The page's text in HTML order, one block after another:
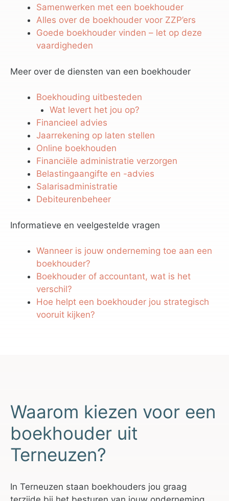
Samenwerken met een boekhouder
Alles over de boekhouder voor ZZP’ers
Goede boekhouder vinden – let op deze
vaardigheden
Meer over de diensten van een boekhouder
Boekhouding uitbesteden
Wat levert het jou op?
Financieel advies
Jaarrekening op laten stellen
Online boekhouden
Financiële administratie verzorgen
Belastingaangifte en -advies
Salarisadministratie
Debiteurenbeheer
Informatieve en veelgestelde vragen
Wanneer is jouw onderneming toe aan een
boekhouder?
Boekhouder of accountant, wat is het
verschil?
Hoe helpt een boekhouder jou strategisch
vooruit kijken?
Waarom kiezen voor een
boekhouder uit
Terneuzen?
In Terneuzen staan boekhouders jou graag